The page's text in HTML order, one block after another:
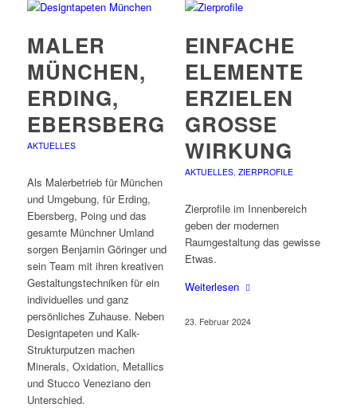
MALER
MÜNCHEN,
ERDING,
EBERSBERG
AKTUELLES
Als Malerbetrieb für München
und Umgebung, für Erding,
Ebersberg, Poing und das
gesamte Münchner Umland
sorgen Benjamin Göringer und
sein Team mit ihren kreativen
Gestaltungstechniken für ein
individuelles und ganz
persönliches Zuhause. Neben
Designtapeten und Kalk-
Strukturputzen machen
Minerals, Oxidation, Metallics
und Stucco Veneziano den
Unterschied.
EINFACHE
ELEMENTE
ERZIELEN
GROSSE W
IRKUNG
AKTUELLES, ZIERPROFILE
Zierprofile im Innenbereich
geben der modernen
Raumgestaltung das gewisse
Etwas.
Weiterlesen
23. Februar 2024